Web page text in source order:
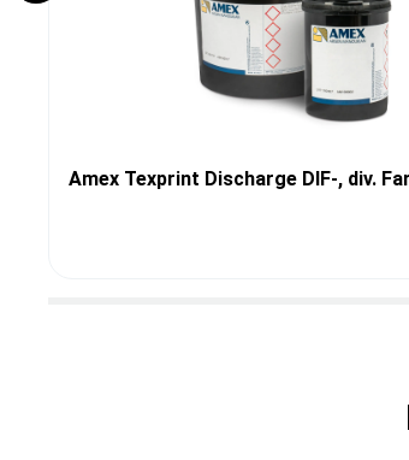
Amex Texprint Discharge DIF-, div.